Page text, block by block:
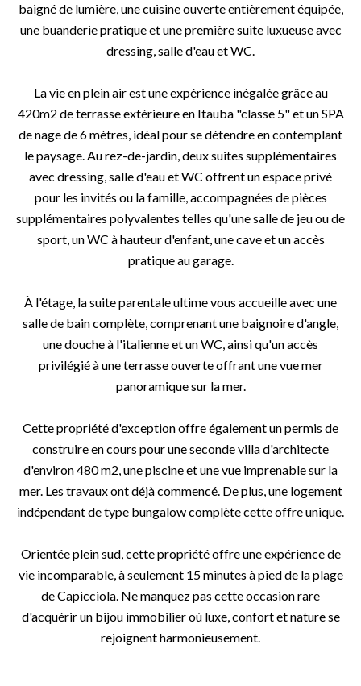
baigné de lumière, une cuisine ouverte entièrement équipée,
une buanderie pratique et une première suite luxueuse avec
dressing, salle d'eau et WC.
La vie en plein air est une expérience inégalée grâce au
420m2 de terrasse extérieure en Itauba "classe 5" et un SPA
de nage de 6 mètres, idéal pour se détendre en contemplant
le paysage. Au rez-de-jardin, deux suites supplémentaires
avec dressing, salle d'eau et WC offrent un espace privé
pour les invités ou la famille, accompagnées de pièces
supplémentaires polyvalentes telles qu'une salle de jeu ou de
sport, un WC à hauteur d'enfant, une cave et un accès
pratique au garage.
À l'étage, la suite parentale ultime vous accueille avec une
salle de bain complète, comprenant une baignoire d'angle,
une douche à l'italienne et un WC, ainsi qu'un accès
privilégié à une terrasse ouverte offrant une vue mer
panoramique sur la mer.
Cette propriété d'exception offre également un permis de
construire en cours pour une seconde villa d'architecte
d'environ 480 m2, une piscine et une vue imprenable sur la
mer. Les travaux ont déjà commencé. De plus, une logement
indépendant de type bungalow complète cette offre unique.
Orientée plein sud, cette propriété offre une expérience de
vie incomparable, à seulement 15 minutes à pied de la plage
de Capicciola. Ne manquez pas cette occasion rare
d'acquérir un bijou immobilier où luxe, confort et nature se
rejoignent harmonieusement.